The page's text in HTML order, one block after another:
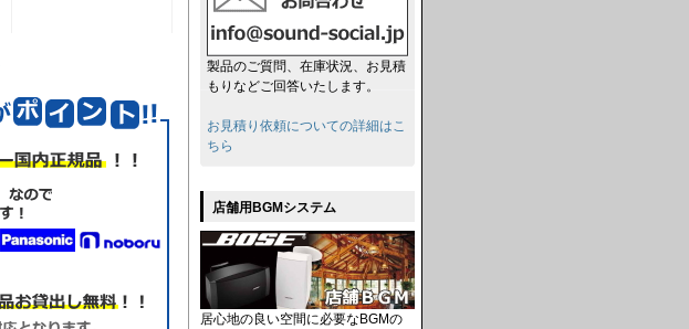
製品のご質問、在庫状況、お見積
もりなどご回答いたします。
お見積り依頼についての詳細はこ
ちら
店舗用BGMシステム
居心地の良い空間に必要なBGMの